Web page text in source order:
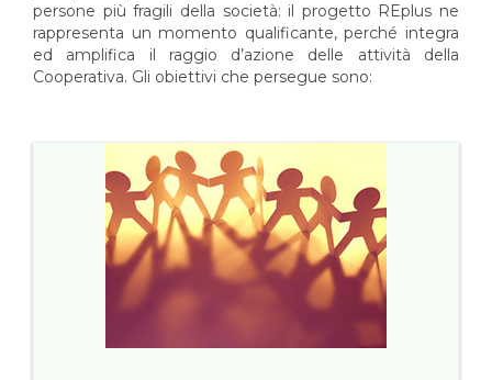
persone più fragili della società: il progetto REplus ne
rappresenta un momento qualificante, perché integra
ed amplifica il raggio d’azione delle attività della
Cooperativa. Gli obiettivi che persegue sono: